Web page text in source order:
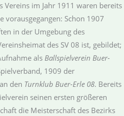
Vereins im Jahr 1911 waren bereits
vorausgegangen: Schon 1907
in der Umgebung des
des SV 08 ist, gebildet;
als Ballspielverein Buer-
1909 der
den Turnklub Buer-Erle 08. Bereits
seinen ersten größeren
die Meisterschaft des Bezirks